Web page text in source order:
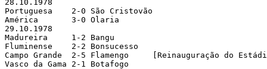
28.10.1978
Portuguesa    2-0 São Cristovão
América       3-0 Olaria
29.10.1978
Madureira     1-2 Bangu
Fluminense    2-2 Bonsucesso
Campo Grande  2-5 Flamengo     [Reinauguração do
Vasco da Gama 2-1 Botafogo